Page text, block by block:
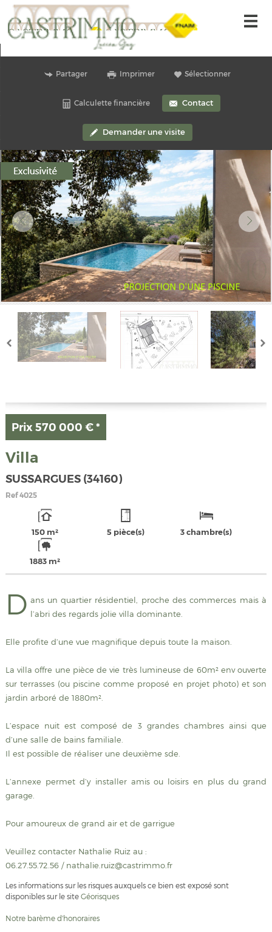
Accueil
Nos offres
Alerte-email
Nous contacter
Nos offres
Mon compte
Ma sélection 0
Partager Imprimer Sélectionner
Calculette financière Contact
Demander une visite
Prix570 000 €*
Villa
SUSSARGUES (34160)
Ref4025
150 m² 5 pièce(s) 3 chambre(s)
1883 m²
D ans un quartier résidentiel, proche des commerces mais à
l’abri des regards jolie villa dominante.
Elle profite d’une vue magnifique depuis toute la maison.
La villa offre une pièce de vie très lumineuse de 60m² env ouverte
sur terrasses (ou piscine comme proposé en projet photo) et son
jardin arboré de 1880m².
L’espace nuit est composé de 3 grandes chambres ainsi que
d’une salle de bains familiale.
Il est possible de réaliser une deuxième sde.
L’annexe permet d’y installer amis ou loisirs en plus du grand
garage.
Pour amoureux de grand air et de garrigue
Veuillez contacter Nathalie Ruiz au :
06.27.55.72.56 / nathalie.ruiz@castrimmo.fr
Les informations sur les risques auxquels ce bien est exposé sont
disponibles sur le site Géorisques
Notre barème d'honoraires